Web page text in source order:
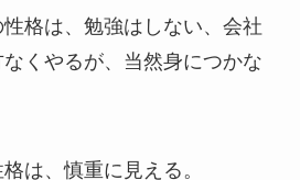
格は、勉強はしない、会社
くやるが、当然身につかな
は、慎重に見える。